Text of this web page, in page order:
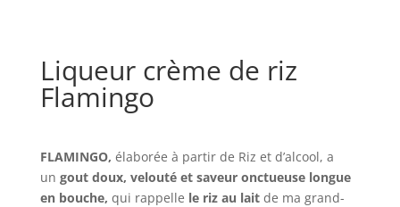
Liqueur crème de riz
Flamingo
FLAMINGO, élaborée à partir de Riz et d’alcool, a
un gout doux, velouté et saveur onctueuse longue
en bouche, qui rappelle le riz au laitde ma grand-